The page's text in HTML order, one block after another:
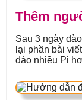
Thêm
Sau 3 ngày
lại phần bài
đào nhiều Pi